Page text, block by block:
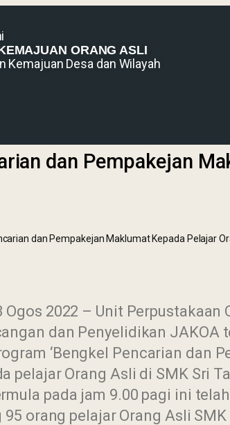
ORANG ASLI
Kemajuan Desa dan Wilayah
dan Pempakejan
dan Pempakejan Maklumat Kepada Pelajar
Ogos 2022 – Unit Perpustakaan
dan Penyelidikan JAKOA
‘Bengkel Pencarian dan
pelajar Orang Asli di SMK Sri
pada jam 9.00 pagi ini
orang pelajar Orang Asli SMK